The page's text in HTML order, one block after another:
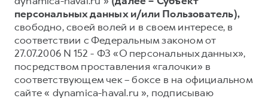
DARGO DARGO X
от 3 499 000 ₽
Тест-драйв
Трейд-ин
КРЕДИТ И СТРАХОВАНИЕ
СЕРВИСНОЕ ОБСЛУЖИВАНИЕ
Нулевое ТО
Программа «Помощь на дороге»
Регламенты технического обслуживания
О дилере
Наша команда
Контакты
персональных данных и/или Пользователь),
свободно, своей волей и в своем интересе, в
соответствии с Федеральным законом от
27.07.2006 N 152 - ФЗ «О персональных данных»,
посредством проставления «галочки» в
соответствующем чек – боксе в на официальном
сайте « dynamica-haval.ru », подписываю